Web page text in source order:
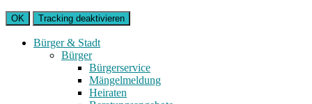
OK Tracking deaktivieren
Bürger & Stadt
Bürger
Bürgerservice
Mängelmeldung
Heiraten